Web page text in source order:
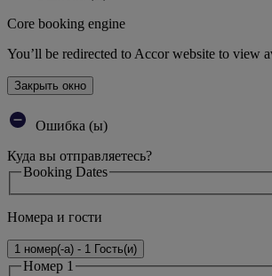
Core booking engine
You’ll be redirected to Accor website to view
Закрыть окно
Ошибка (ы)
Куда вы отправляетесь?
Booking Dates
Номера и гости
1 номер(-а) - 1 Гость(и)
Номер 1